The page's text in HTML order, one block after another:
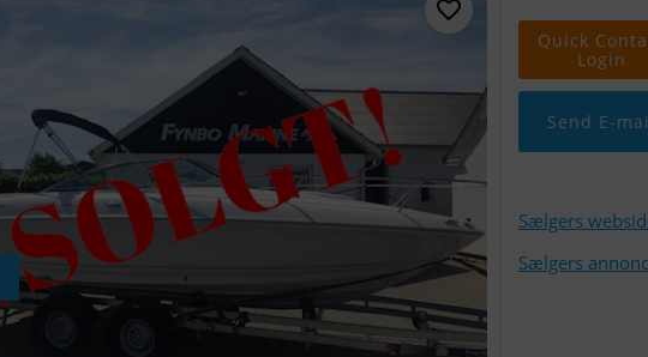
Quick
Login
Send E-
Sælgers
Sælgers